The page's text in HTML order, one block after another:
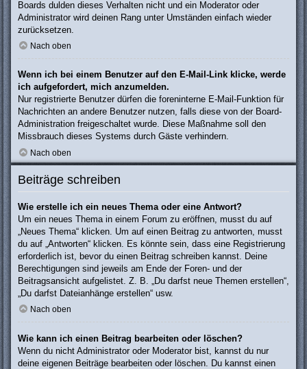
Boards dulden dieses Verhalten nicht und ein Moderator oder
Administrator wird deinen Rang unter Umständen einfach wieder
zurücksetzen.
Nach oben
Wenn ich bei einem Benutzer auf den E-Mail-Link klicke, werde
ich aufgefordert, mich anzumelden.
Nur registrierte Benutzer dürfen die foreninterne E-Mail-Funktion für
Nachrichten an andere Benutzer nutzen, falls diese von der Board-
Administration freigeschaltet wurde. Diese Maßnahme soll den
Missbrauch dieses Systems durch Gäste verhindern.
Nach oben
Beiträge schreiben
Wie erstelle ich ein neues Thema oder eine Antwort?
Um ein neues Thema in einem Forum zu eröffnen, musst du auf
„Neues Thema“ klicken. Um auf einen Beitrag zu antworten, musst
du auf „Antworten“ klicken. Es könnte sein, dass eine Registrierung
erforderlich ist, bevor du einen Beitrag schreiben kannst. Deine
Berechtigungen sind jeweils am Ende der Foren- und der
Beitragsansicht aufgelistet. Z. B. „Du darfst neue Themen erstellen“,
„Du darfst Dateianhänge erstellen“ usw.
Nach oben
Wie kann ich einen Beitrag bearbeiten oder löschen?
Wenn du nicht Administrator oder Moderator bist, kannst du nur
deine eigenen Beiträge bearbeiten oder löschen. Du kannst einen